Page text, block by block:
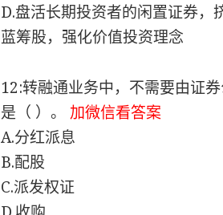
D.盘活长期投资者的闲置证券，
蓝筹股，强化价值投资理念
12:转融通业务中，不需要由证
是（ ）。 加微信看答案
A.分红派息
B.配股
C.派发权证